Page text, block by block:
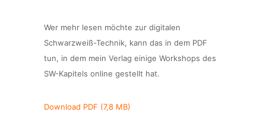
Wer mehr lesen möchte zur digitalen
Schwarzweiß-Technik, kann das in dem PDF
tun, in dem mein Verlag einige Workshops des
SW-Kapitels online gestellt hat.
Download PDF (7,8 MB)